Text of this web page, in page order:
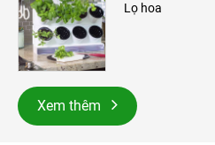
Lọ hoa
Xem thêm